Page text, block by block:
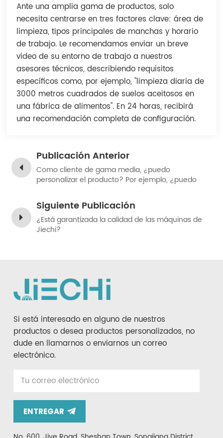
中文
Ante una amplia gama de productos, solo
necesita centrarse en tres factores clave: área de
limpieza, tipos principales de manchas y horario
de trabajo. Le recomendamos enviar un breve
video de su entorno de trabajo a nuestros
asesores técnicos, describiendo requisitos
específicos como, por ejemplo, "limpieza diaria de
3000 metros cuadrados de suelos aceitosos en
una fábrica de alimentos". En 24 horas, recibirá
una recomendación completa de configuración.
Publicación Anterior
Como cliente de gama media, ¿puedo
personalizar el producto? Por ejemplo, ¿puedo
Siguiente Publicación
¿Está garantizada la calidad de las máquinas de
Jiechi?
Si está interesado en alguno de nuestros
productos o desea productos personalizados, no
dude en llamarnos o enviarnos un correo
electrónico.
ENTREGAR